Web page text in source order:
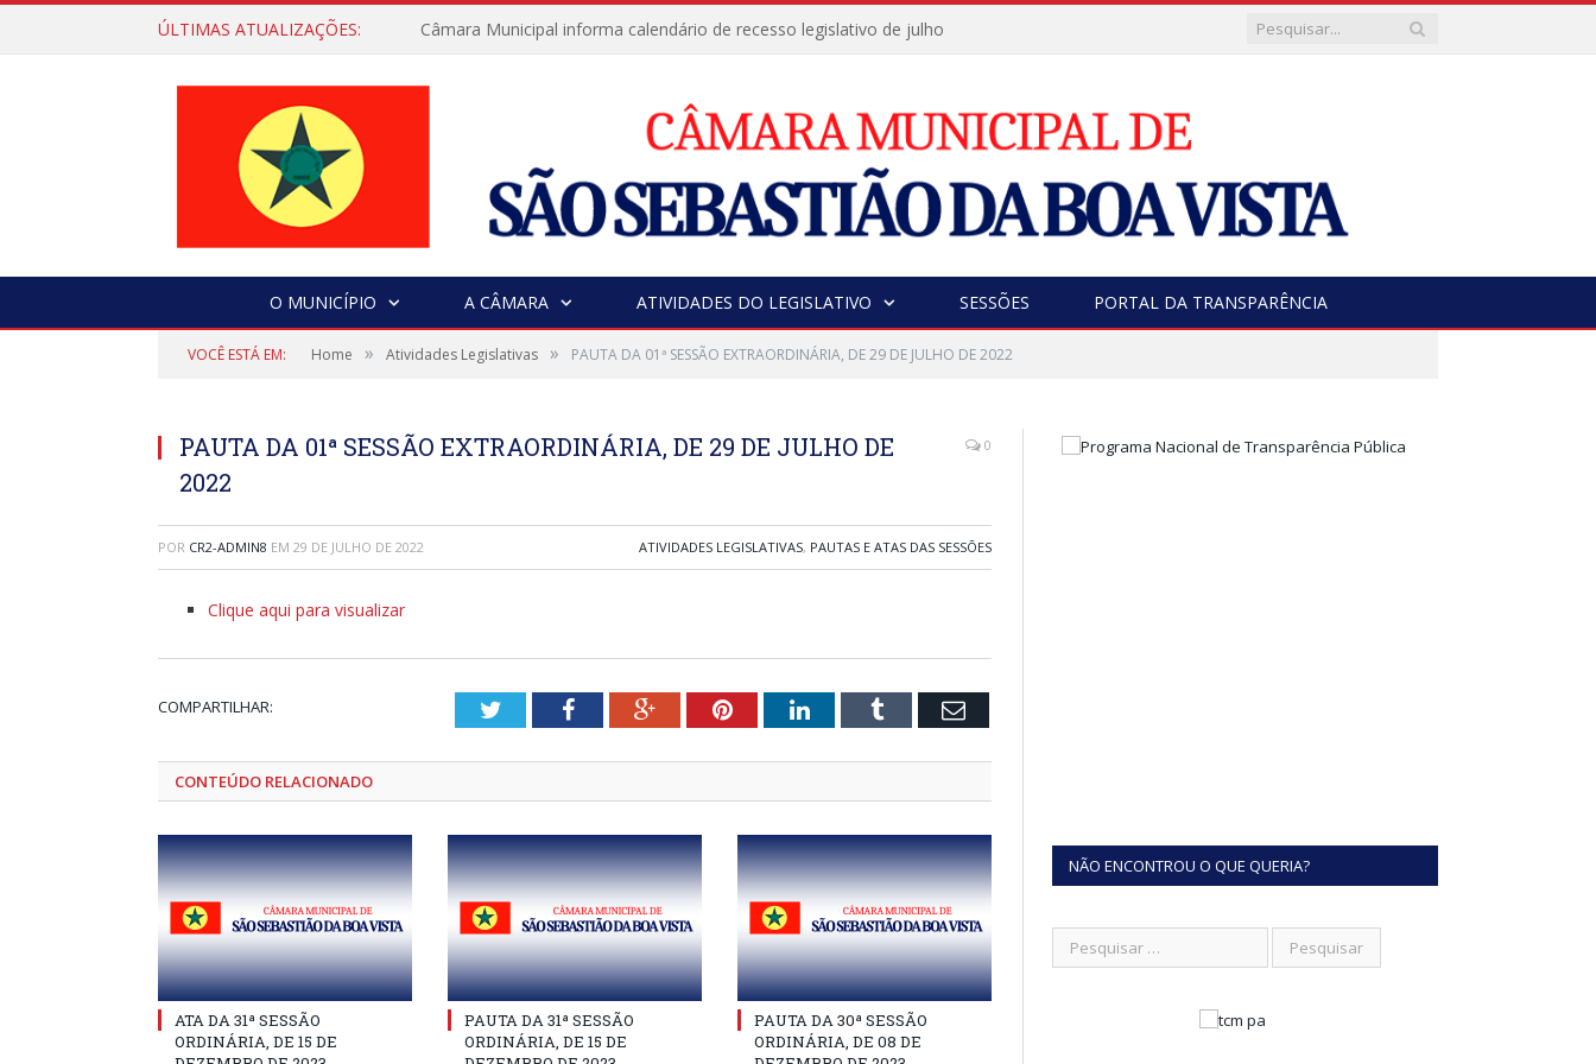
ÚLTIMAS ATUALIZAÇÕES: Câmara Municipal informa calendário de recesso legislativo de julho
O MUNICÍPIO A CÂMARA ATIVIDADES DO LEGISLATIVO SESSÕES PORTAL DA TRANSPARÊNCIA
VOCÊ ESTÁ EM: Home » Atividades Legislativas » PAUTA DA 01ª SESSÃO EXTRAORDINÁRIA, DE 29 DE JULHO DE 2022
PAUTA DA 01ª SESSÃO EXTRAORDINÁRIA, DE 29 DE JULHO DE
2022
0
POR CR2-ADMIN8 EM 29 DE JULHO DE 2022 ATIVIDADES LEGISLATIVAS, PAUTAS E ATAS DAS SESSÕES
Clique aqui para visualizar
COMPARTILHAR: TwitterFacebookGoogle+PinterestLinkedInTumblr Email
CONTEÚDO RELACIONADO
ATA DA 31ª SESSÃO
ORDINÁRIA, DE 15 DE
PAUTA DA 31ª SESSÃO
ORDINÁRIA, DE 15 DE
PAUTA DA 30ª SESSÃO
ORDINÁRIA, DE 08 DE
NÃO ENCONTROU O QUE QUERIA?